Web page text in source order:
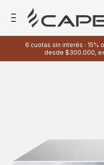
6 cuotas sin interés · 15%
desde $300.000,